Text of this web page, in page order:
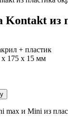
из
+ пластик
x 175 x 15 мм